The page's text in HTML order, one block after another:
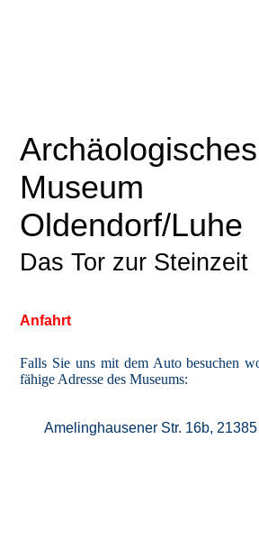
Archäologisches
Museum
Oldendorf/Luhe
Das Tor zur Steinzeit
Anfahrt
Falls Sie uns mit dem Auto besuchen
fähige Adresse des Museums:
Amelinghausener Str. 16b,